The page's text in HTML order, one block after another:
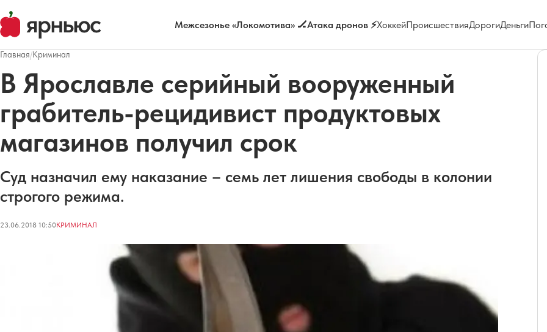
Межсезонье «Локомотива» 🏒Атака дронов ⚡ХоккейПроисшествияДорогиДеньги
Главная/Криминал
В Ярославле серийный вооруженный
грабитель-рецидивист продуктовых
магазинов получил срок
Суд назначил ему наказание – семь лет лишения свободы в колонии
строгого режима.
23.06.2018 10:50КРИМИНАЛ